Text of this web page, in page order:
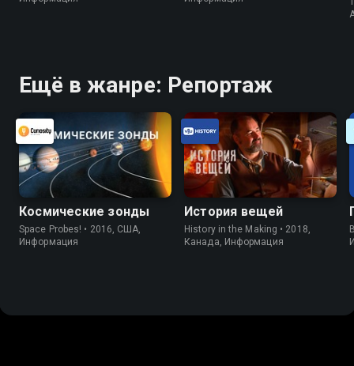
Ещё в жанре: Репортаж
Космические зонды
Space Probes! • 2016, США,
Информация
История вещей
History in the Making • 2018,
Канада, Информация